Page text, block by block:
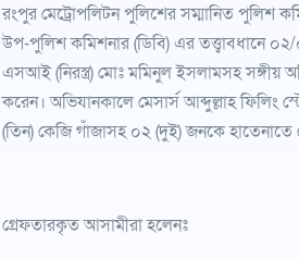
রংপুর মেট্রোপলিটন পুলিশের সম্মানিত পুলিশ
উপ-পুলিশ কমিশনার (ডিবি) এর তত্ত্বাবধানে
এসআই (নিরস্ত্র) মোঃ মমিনুল ইসলামসহ সঙ্গীয়
করেন। অভিযানকালে মেসার্স আব্দুল্লাহ ফিলিং
(তিন) কেজি গাঁজাসহ ০২ (দুই) জনকে হাতেনাতে
গ্রেফতারকৃত আসামীরা হলেনঃ